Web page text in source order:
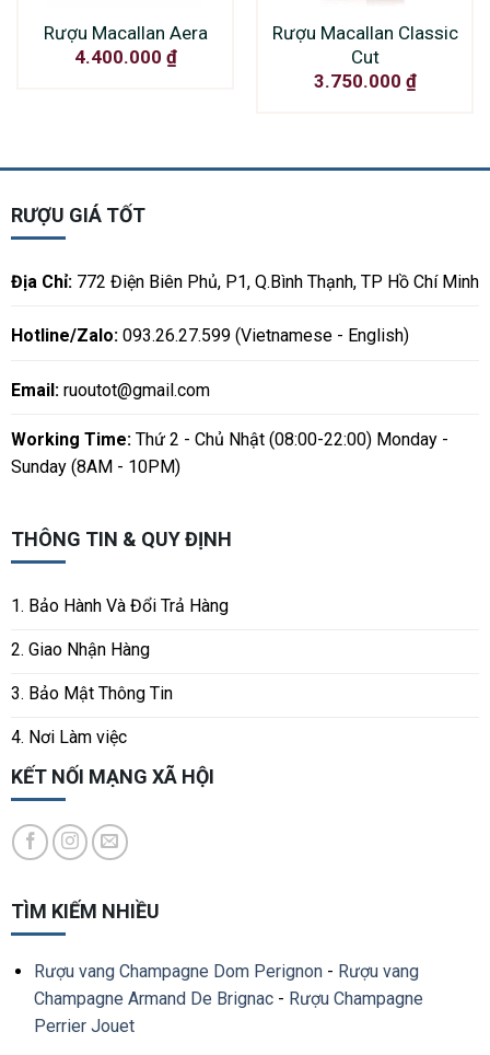
Rượu Macallan Aera
4.400.000 ₫
Rượu Macallan Classic
Cut
3.750.000 ₫
RƯỢU GIÁ TỐT
Địa Chỉ:772 Điện Biên Phủ, P1, Q.Bình Thạnh, TP Hồ Chí Minh
Hotline/Zalo:093.26.27.599 (Vietnamese - English)
Email: ruoutot@gmail.com
Working Time:Thứ 2 - Chủ Nhật (08:00-22:00) Monday -
Sunday (8AM - 10PM)
THÔNG TIN & QUY ĐỊNH
1. Bảo Hành Và Đổi Trả Hàng
2. Giao Nhận Hàng
3. Bảo Mật Thông Tin
4. Nơi Làm việc
KẾT NỐI MẠNG XÃ HỘI
TÌM KIẾM NHIỀU
Rượu vang Champagne Dom Perignon- Rượu vang
Champagne Armand De Brignac- Rượu Champagne
Perrier Jouet